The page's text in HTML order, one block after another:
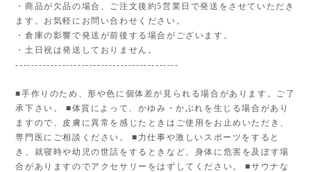
・商品が欠品の場合、ご注文後約5営業日で発送をさせていただき
ます。お気軽にお問い合わせください。
・倉庫の影響で発送が前後する場合がございます。
・土日祝は発送しておりません。
------------------------------------------
■手作りのため、形や色に個体差が見られる場合があります。ご了
承下さい。 ■体質によって、かゆみ・かぶれを生じる場合があり
ますので、皮膚に異常を感じたときはご使用をお止めいただき、
専門医にご相談ください。 ■力仕事や激しいスポーツをすると
き、就寝時や幼児の世話をするときなど、身体に危害を及ぼす場
合がありますのでアクセサリーをはずしてください。 ■サウナな